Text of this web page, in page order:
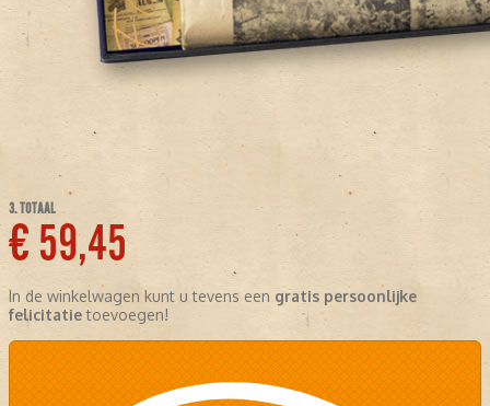
3. TOTAAL
€ 59,45
In de winkelwagen kunt u tevens een gratis persoonlijke
felicitatietoevoegen!